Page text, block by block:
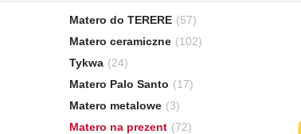
Matero do TERERE (57)
Matero ceramiczne (102)
Tykwa (24)
Matero Palo Santo (17)
Matero metalowe (3)
Matero na prezent (72)